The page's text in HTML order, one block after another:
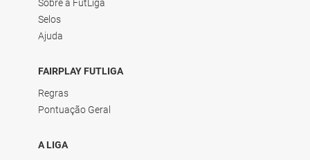
Sobre a FutLiga
Selos
Ajuda
FAIRPLAY FUTLIGA
Regras
Pontuação Geral
A LIGA